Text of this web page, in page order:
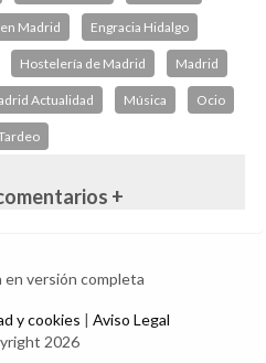
Madrid Engracia Hidalgo
Hostelería de Madrid Madrid
Actualidad Música Ocio
+
versión completa
y cookies | Aviso Legal
2026